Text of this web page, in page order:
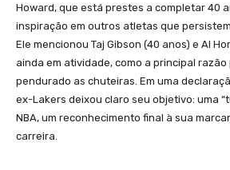
Howard, que está prestes a completar 40
inspiração em outros atletas que
Ele mencionou Taj Gibson (40 anos) e Al
ainda em atividade, como a principal
pendurado as chuteiras. Em uma
ex-Lakers deixou claro seu objetivo: uma
NBA, um reconhecimento final à sua
carreira.